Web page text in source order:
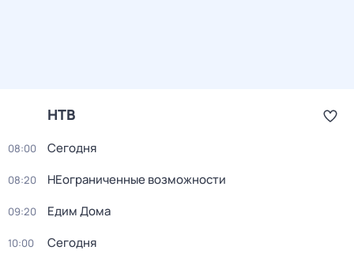
НТВ
08:00 Сегодня
08:20 НЕограниченные возможности
09:20 Едим Дома
10:00 Сегодня